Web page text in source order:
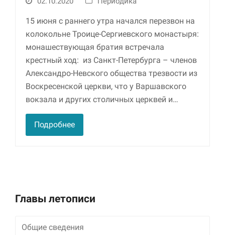
15 июня с раннего утра начался перезвон на
колокольне Троице-Сергиевского монастыря:
монашествующая братия встречала
крестный ход: из Санкт-Петербурга – членов
Александро-Невского общества трезвости из
Воскресенской церкви, что у Варшавского
вокзала и других столичных церквей и…
Подробнее
Главы летописи
Общие сведения